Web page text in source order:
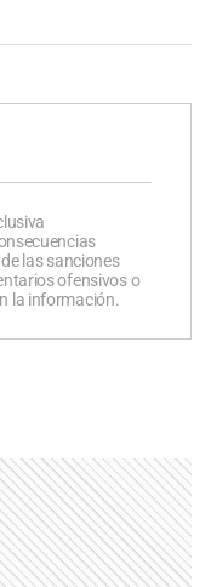
las sanciones
ofensivos o
la información.